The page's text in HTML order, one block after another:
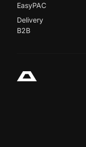
EasyPAC
Delivery
B2B